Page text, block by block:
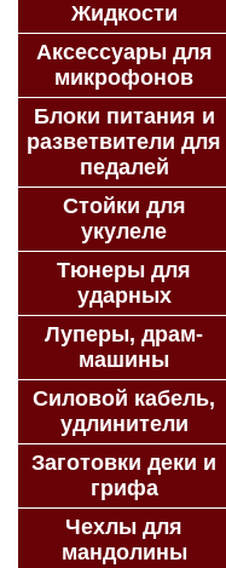
Жидкости
Аксессуары для
микрофонов
Блоки питания и
разветвители для
педалей
Стойки для
укулеле
Тюнеры для
ударных
Луперы, драм-
машины
Силовой кабель,
удлинители
Заготовки деки и
грифа
Чехлы для
мандолины